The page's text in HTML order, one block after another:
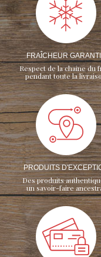
FRAÎCHEUR
Respect de la chaine du
pendant toute la
PRODUITS
Des produits
un savoir-faire